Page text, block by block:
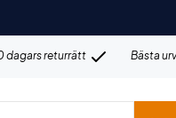
dagars returrätt Bästa
osv.